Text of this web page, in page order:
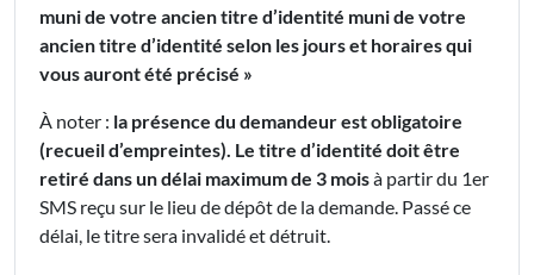
muni de votre ancien titre d’identité muni de votre
ancien titre d’identité selon les jours et horaires qui
vous auront été précisé »
À noter : la présence du demandeur est obligatoire
(recueil d’empreintes). Le titre d’identité doit être
retiré dans un délai maximum de 3 moisà partir du 1er
SMS reçu sur le lieu de dépôt de la demande. Passé ce
délai, le titre sera invalidé et détruit.